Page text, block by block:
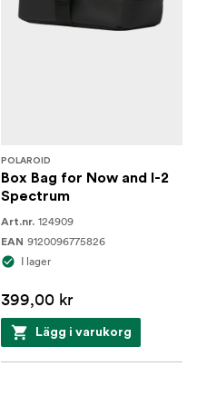
POLAROID
Box Bag for Now and I-2
Spectrum
Art.nr. 124909
EAN 9120096775826
I lager
399,00 kr
Lägg i varukorg